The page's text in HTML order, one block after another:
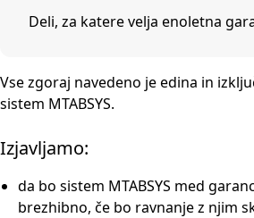
Deli, za katere velja enoletna
Vse zgoraj navedeno je edina in
sistem MTABSYS.
Izjavljamo:
da bo sistem MTABSYS med
brezhibno, če bo ravnanje z njim